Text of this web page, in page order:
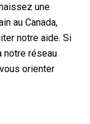
une
au Canada,
notre aide. Si
notre réseau
orienter